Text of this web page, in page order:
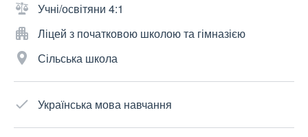
Учні/освітяни 4:1
Ліцей з початковою школою та гімназією
Сільська школа
Українська мова навчання